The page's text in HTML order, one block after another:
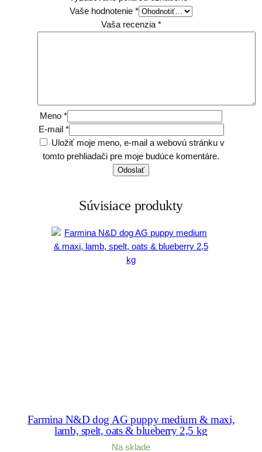
Vaše hodnotenie *
Vaša recenzia *
Meno *
E-mail *
Uložiť moje meno, e-mail a webovú stránku v
tomto prehliadači pre moje budúce komentáre.
Súvisiace produkty
Farmina N&D dog AG puppy medium & maxi,
lamb, spelt, oats & blueberry 2,5 kg
Na sklade